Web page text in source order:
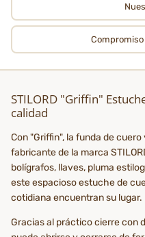
STILORD "Griffin"
calidad
Con "Griffin", la funda de
fabricante de la marca
bolígrafos, llaves, pluma
este espacioso estuche de
cotidiana encuentran su lugar.
Gracias al práctico cierre con